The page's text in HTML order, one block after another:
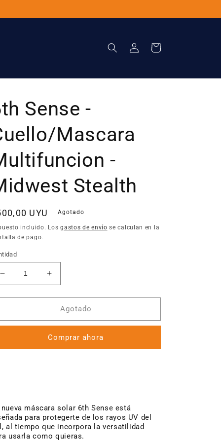
Iniciar
sesión
Carrito
Sense -
Mascara
-
Stealth
UYU Agotado
incluido. Losgastos de envío se calculan en la
de pago.
Reducir
cantidad
para
Sense
Cuello/Mascara
Multifuncion
Aumentar
cantidad
para
6th
Sense
Cuello/Mascara
Multifuncion
Agotado
Comprar ahora
nueva máscara solar 6th Sense está
para protegerte de los rayos UV del
al tiempo que incorpora la versatilidad
usarla como quieras.